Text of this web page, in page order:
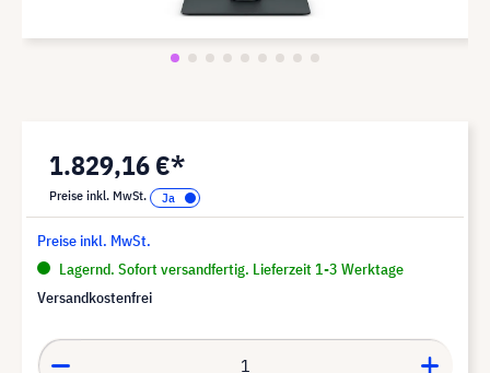
1.829,16 €*
Preise inkl. MwSt.
Preise inkl. MwSt.
Lagernd. Sofort versandfertig. Lieferzeit 1-3 Werktage
Versandkostenfrei